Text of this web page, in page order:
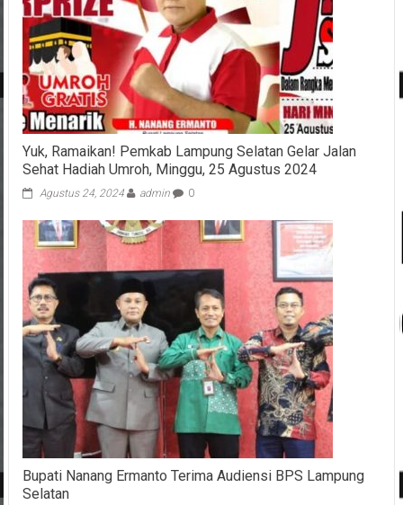
Yuk, Ramaikan! Pemkab Lampung Selatan Gelar Jalan
Agustus 24, 2024 admin